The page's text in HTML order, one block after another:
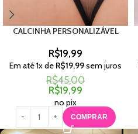
CALCINHA PERSONALIZÁVEL
R$19,99
Em até1x de R$19,99sem juros
R$45,00
R$19,99
no pix
COMPRAR